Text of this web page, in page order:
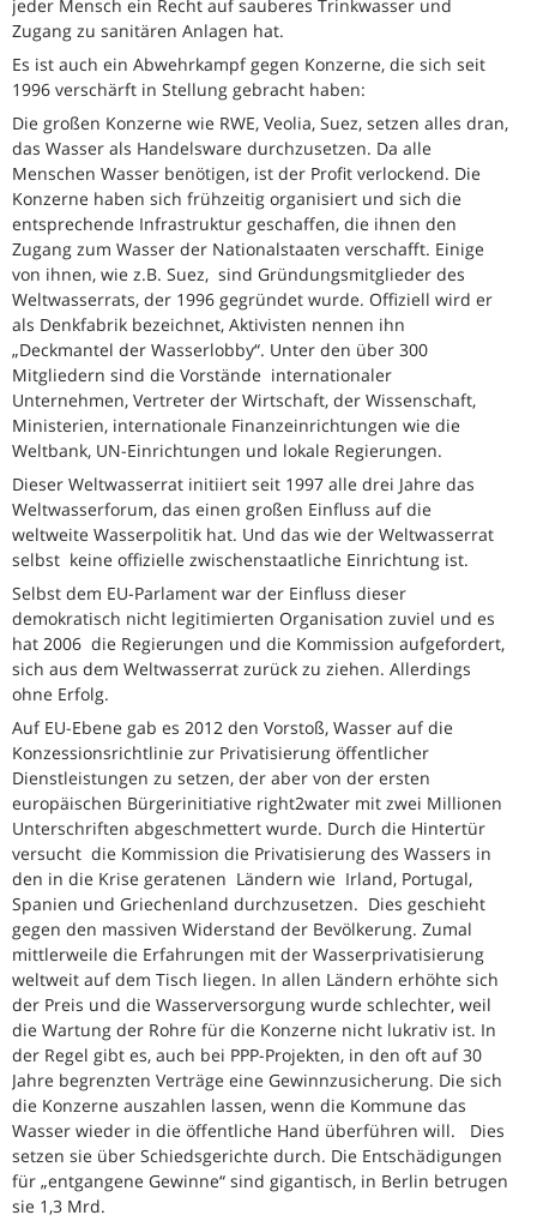
jeder Mensch ein Recht auf sauberes Trinkwasser und
Zugang zu sanitären Anlagen hat.
Es ist auch ein Abwehrkampf gegen Konzerne, die sich seit
1996 verschärft in Stellung gebracht haben:
Die großen Konzerne wie RWE, Veolia, Suez, setzen alles dran,
das Wasser als Handelsware durchzusetzen. Da alle
Menschen Wasser benötigen, ist der Profit verlockend. Die
Konzerne haben sich frühzeitig organisiert und sich die
entsprechende Infrastruktur geschaffen, die ihnen den
Zugang zum Wasser der Nationalstaaten verschafft. Einige
von ihnen, wie z.B. Suez, sind Gründungsmitglieder des
Weltwasserrats, der 1996 gegründet wurde. Offiziell wird er
als Denkfabrik bezeichnet, Aktivisten nennen ihn
„Deckmantel der Wasserlobby“. Unter den über 300
Mitgliedern sind die Vorstände internationaler
Unternehmen, Vertreter der Wirtschaft, der Wissenschaft,
Ministerien, internationale Finanzeinrichtungen wie die
Weltbank, UN-Einrichtungen und lokale Regierungen.
Dieser Weltwasserrat initiiert seit 1997 alle drei Jahre das
Weltwasserforum, das einen großen Einfluss auf die
weltweite Wasserpolitik hat. Und das wie der Weltwasserrat
selbst keine offizielle zwischenstaatliche Einrichtung ist.
Selbst dem EU-Parlament war der Einfluss dieser
demokratisch nicht legitimierten Organisation zuviel und es
hat 2006 die Regierungen und die Kommission aufgefordert,
sich aus dem Weltwasserrat zurück zu ziehen. Allerdings
ohne Erfolg.
Auf EU-Ebene gab es 2012 den Vorstoß, Wasser auf die
Konzessionsrichtlinie zur Privatisierung öffentlicher
Dienstleistungen zu setzen, der aber von der ersten
europäischen Bürgerinitiative right2water mit zwei Millionen
Unterschriften abgeschmettert wurde. Durch die Hintertür
versucht die Kommission die Privatisierung des Wassers in
den in die Krise geratenen Ländern wie Irland, Portugal,
Spanien und Griechenland durchzusetzen. Dies geschieht
gegen den massiven Widerstand der Bevölkerung. Zumal
mittlerweile die Erfahrungen mit der Wasserprivatisierung
weltweit auf dem Tisch liegen. In allen Ländern erhöhte sich
der Preis und die Wasserversorgung wurde schlechter, weil
die Wartung der Rohre für die Konzerne nicht lukrativ ist. In
der Regel gibt es, auch bei PPP-Projekten, in den oft auf 30
Jahre begrenzten Verträge eine Gewinnzusicherung. Die sich
die Konzerne auszahlen lassen, wenn die Kommune das
Wasser wieder in die öffentliche Hand überführen will. Dies
setzen sie über Schiedsgerichte durch. Die Entschädigungen
für „entgangene Gewinne“ sind gigantisch, in Berlin betrugen
sie 1,3 Mrd.